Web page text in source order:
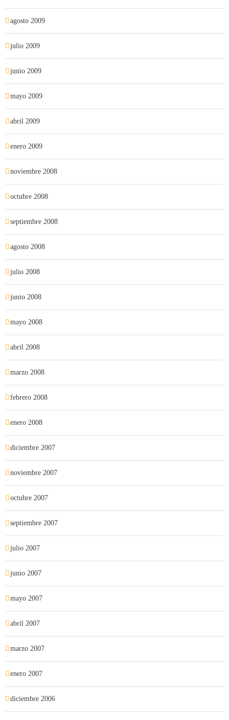
agosto 2009
julio 2009
junio 2009
mayo 2009
abril 2009
enero 2009
noviembre 2008
octubre 2008
septiembre 2008
agosto 2008
julio 2008
junio 2008
mayo 2008
abril 2008
marzo 2008
febrero 2008
enero 2008
diciembre 2007
noviembre 2007
octubre 2007
septiembre 2007
julio 2007
junio 2007
mayo 2007
abril 2007
marzo 2007
enero 2007
diciembre 2006